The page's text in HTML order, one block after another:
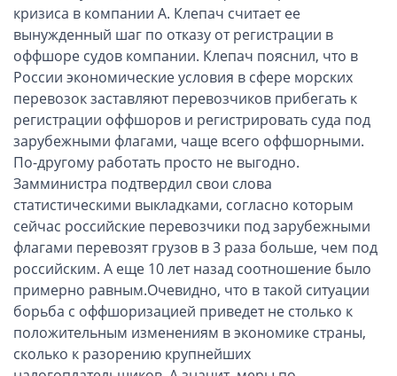
ОАЭ, Аджман (компания и счёт)
Оффшоры в Панаме
Оффшоры на Сейшелах
Турция (компания и счёт)
Счёт и карта в Турции для физлиц
Cчёт в Турции для компании
Счёт и карта в Киргизии для физлиц
Гражданство Вануату
Гражданство Сьерра-Леоне
Европейские и резидентные компании
Английские партнерства LLP
Ирландские компании LTD
Ирландские партнерства LP
кризиса в компании А. Клепач считает ее
вынужденный шаг по отказу от регистрации в
оффшоре судов компании. Клепач пояснил, что в
России экономические условия в сфере морских
перевозок заставляют перевозчиков прибегать к
регистрации оффшоров и регистрировать суда под
зарубежными флагами, чаще всего оффшорными.
По-другому работать просто не выгодно.
Замминистра подтвердил свои слова
статистическими выкладками, согласно которым
сейчас российские перевозчики под зарубежными
флагами перевозят грузов в 3 раза больше, чем под
российским. А еще 10 лет назад соотношение было
примерно равным.Очевидно, что в такой ситуации
борьба с оффшоризацией приведет не столько к
положительным изменениям в экономике страны,
сколько к разорению крупнейших